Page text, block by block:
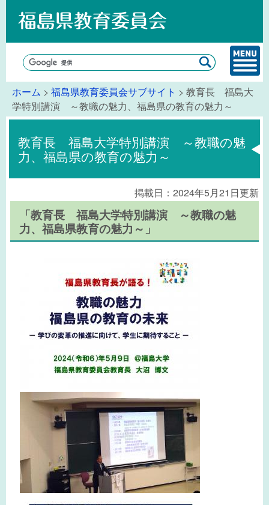
ホーム > 福島県教育委員会サブサイト > 教育長 福島大
学特別講演 ～教職の魅力、福島県の教育の魅力～
教育長 福島大学特別講演 ～教職の魅
力、福島県の教育の魅力～
掲載日：2024年5月21日更新
「教育長 福島大学特別講演 ～教職の魅
力、福島県教育の魅力～ 」